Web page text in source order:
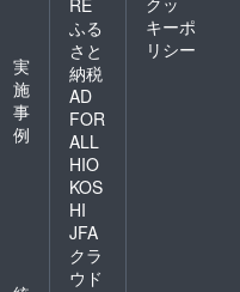
実
施
事
例
RE
ふる
さと
納税
AD
FOR
ALL
HIO
KOS
HI
JFA
クラ
ウド
キーポ
リシー